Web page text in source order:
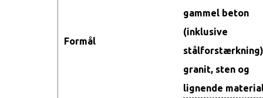
Formål
gammel beton
(inklusive
granit, sten og
lignende